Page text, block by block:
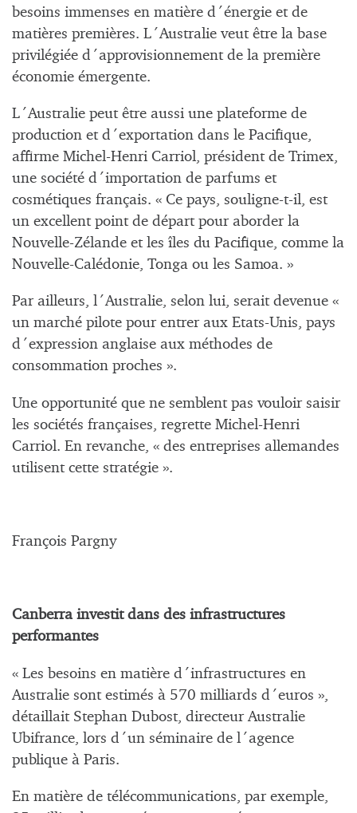
besoins immenses en matière d´énergie et de
matières premières. L´Australie veut être la base
privilégiée d´approvisionnement de la première
économie émergente.
L´Australie peut être aussi une plateforme de
production et d´exportation dans le Pacifique,
affirme Michel-Henri Carriol, président de Trimex,
une société d´importation de parfums et
cosmétiques français. « Ce pays, souligne-t-il, est
un excellent point de départ pour aborder la
Nouvelle-Zélande et les îles du Pacifique, comme la
Nouvelle-Calédonie, Tonga ou les Samoa. »
Par ailleurs, l´Australie, selon lui, serait devenue «
un marché pilote pour entrer aux Etats-Unis, pays
d´expression anglaise aux méthodes de
consommation proches ».
Une opportunité que ne semblent pas vouloir saisir
les sociétés françaises, regrette Michel-Henri
Carriol. En revanche, « des entreprises allemandes
utilisent cette stratégie ».
François Pargny
Canberra investit dans des infrastructures
performantes
« Les besoins en matière d´infrastructures en
Australie sont estimés à 570 milliards d´euros »,
détaillait Stephan Dubost, directeur Australie
Ubifrance, lors d´un séminaire de l´agence
publique à Paris.
En matière de télécommunications, par exemple,